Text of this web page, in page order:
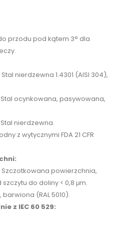
przodu pod kątem 3° dla
Stal nierdzewna 1.4301 (AISI 304),
Stal ocynkowana, pasywowana,
Stal nierdzewna.
z wytycznymi FDA 21 CFR
Szczotkowana powierzchnia,
do doliny < 0,8 μm.
(RAL 5010).
z IEC 60 529: